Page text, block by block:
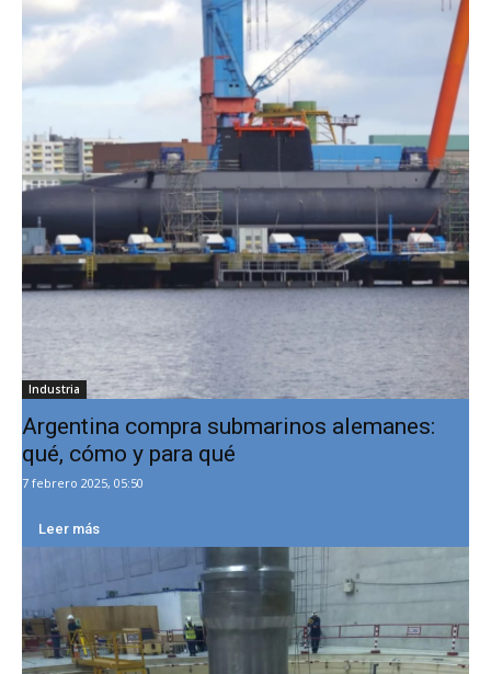
Industria
Argentina compra submarinos alemanes:
qué, cómo y para qué
7 febrero 2025, 05:50
Leer más